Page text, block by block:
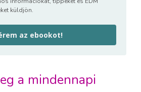
küldjön.
az ebookot!
a mindennapi